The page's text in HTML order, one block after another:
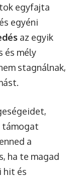
egyfajta
egyéni
az egyik
és mély
stagnálnak,
támogat
a
ha te magad
hit és